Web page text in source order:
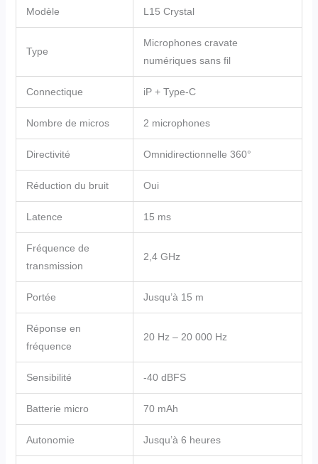
Modèle L15 Crystal
Type
Microphones cravate
numériques sans fil
Connectique iP + Type-C
Nombre de micros 2 microphones
Directivité Omnidirectionnelle 360°
Réduction du bruit Oui
Latence 15 ms
Fréquence de
transmission
2,4 GHz
Portée Jusqu’à 15 m
Réponse en
fréquence
20 Hz – 20 000 Hz
Sensibilité -40 dBFS
Batterie micro 70 mAh
Autonomie Jusqu’à 6 heures